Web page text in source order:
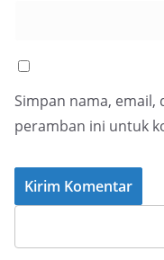
Simpan nama, email,
peramban ini untuk